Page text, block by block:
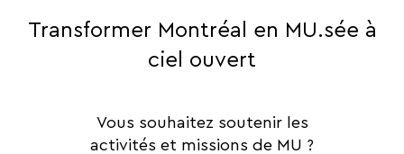
Transformer Montréal en MU.sée à
ciel ouvert
Vous souhaitez soutenir les
activités et missions de MU ?